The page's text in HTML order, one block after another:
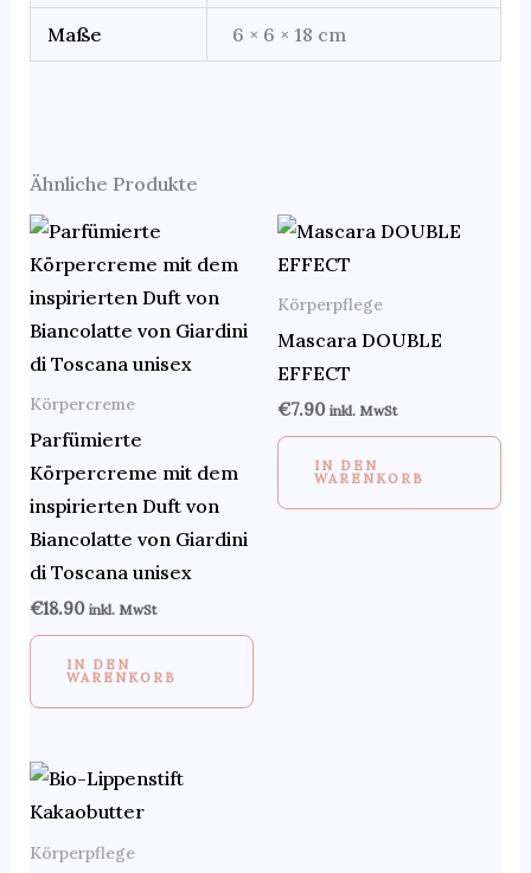
Maße 6 × 6 × 18 cm
Ähnliche Produkte
Körpercreme
Parfümierte
Körpercreme mit dem
inspirierten Duft von
Biancolatte von Giardini
di Toscana unisex
€18.90 inkl. MwSt
IN DEN
WARENKORB
Körperpflege
Mascara DOUBLE
EFFECT
€7.90 inkl. MwSt
IN DEN
WARENKORB
Körperpflege